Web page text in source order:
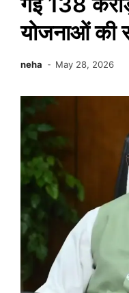
योजनाओं की
neha May 28, 2026